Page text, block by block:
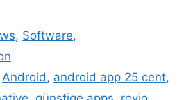
, Software,
Android, android app 25 cent,